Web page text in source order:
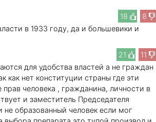
18
8
в 1933 году, да и большевики и
21
11
для удобства властей а не граждан
как нет конституции страны где эти
человека , гражданина, личности в
и заместитель Председателя
образованный человек если мог